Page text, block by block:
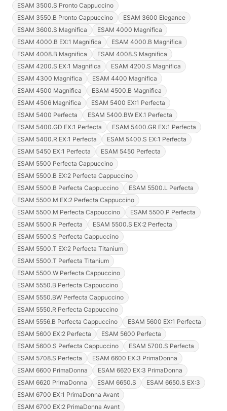
ESAM 3500.S Pronto Cappuccino
ESAM 3550.B Pronto Cappuccino
ESAM 3600 Elegance
ESAM 3600.S Magnifica
ESAM 4000 Magnifica
ESAM 4000.B EX:1 Magnifica
ESAM 4000.B Magnifica
ESAM 4008.B Magnifica
ESAM 4008.S Magnifica
ESAM 4200.S EX:1 Magnifica
ESAM 4200.S Magnifica
ESAM 4300 Magnifica
ESAM 4400 Magnifica
ESAM 4500 Magnifica
ESAM 4500.B Magnifica
ESAM 4506 Magnifica
ESAM 5400 EX:1 Perfecta
ESAM 5400 Perfecta
ESAM 5400.BW EX.1 Perfecta
ESAM 5400.GD EX:1 Perfecta
ESAM 5400.GR EX:1 Perfecta
ESAM 5400.R EX:1 Perfecta
ESAM 5400.S EX:1 Perfecta
ESAM 5450 EX:1 Perfecta
ESAM 5450 Perfecta
ESAM 5500 Perfecta Cappuccino
ESAM 5500.B EX:2 Perfecta Cappuccino
ESAM 5500.B Perfecta Cappuccino
ESAM 5500.L Perfecta
ESAM 5500.M EX:2 Perfecta Cappuccino
ESAM 5500.M Perfecta Cappuccino
ESAM 5500.P Perfecta
ESAM 5500.R Perfecta
ESAM 5500.S EX:2 Perfecta
ESAM 5500.S Perfecta Cappuccino
ESAM 5500.T EX:2 Perfecta Titanium
ESAM 5500.T Perfecta Titanium
ESAM 5500.W Perfecta Cappuccino
ESAM 5550.B Perfecta Cappuccino
ESAM 5550.BW Perfecta Cappuccino
ESAM 5550.R Perfecta Cappuccino
ESAM 5556.B Perfecta Cappuccino
ESAM 5600 EX:1 Perfecta
ESAM 5600 EX:2 Perfecta
ESAM 5600 Perfecta
ESAM 5600.S Perfecta Cappuccino
ESAM 5700.S Perfecta
ESAM 5708.S Perfecta
ESAM 6600 EX:3 PrimaDonna
ESAM 6600 PrimaDonna
ESAM 6620 EX:3 PrimaDonna
ESAM 6620 PrimaDonna
ESAM 6650.S
ESAM 6650.S EX:3
ESAM 6700 EX:1 PrimaDonna Avant
ESAM 6700 EX:2 PrimaDonna Avant